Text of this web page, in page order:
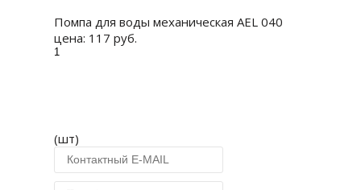
Помпа для воды механическая AEL 040
цена: 117 руб.
(шт)